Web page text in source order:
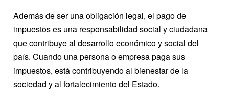
Además de ser una obligación legal, el pago de
impuestos es una responsabilidad social y ciudadana
que contribuye al desarrollo económico y social del
país. Cuando una persona o empresa paga sus
impuestos, está contribuyendo al bienestar de la
sociedad y al fortalecimiento del Estado.